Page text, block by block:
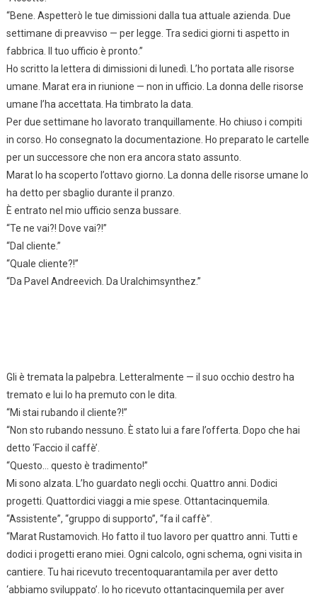
“Bene. Aspetterò le tue dimissioni dalla tua attuale azienda. Due
settimane di preavviso — per legge. Tra sedici giorni ti aspetto in
fabbrica. Il tuo ufficio è pronto.”
Ho scritto la lettera di dimissioni di lunedì. L’ho portata alle risorse
umane. Marat era in riunione — non in ufficio. La donna delle risorse
umane l’ha accettata. Ha timbrato la data.
Per due settimane ho lavorato tranquillamente. Ho chiuso i compiti
in corso. Ho consegnato la documentazione. Ho preparato le cartelle
per un successore che non era ancora stato assunto.
Marat lo ha scoperto l’ottavo giorno. La donna delle risorse umane lo
ha detto per sbaglio durante il pranzo.
È entrato nel mio ufficio senza bussare.
“Te ne vai?! Dove vai?!”
“Dal cliente.”
“Quale cliente?!”
“Da Pavel Andreevich. Da Uralchimsynthez.”
Gli è tremata la palpebra. Letteralmente — il suo occhio destro ha
tremato e lui lo ha premuto con le dita.
“Mi stai rubando il cliente?!”
“Non sto rubando nessuno. È stato lui a fare l’offerta. Dopo che hai
detto ‘Faccio il caffè’.
“Questo… questo è tradimento!”
Mi sono alzata. L’ho guardato negli occhi. Quattro anni. Dodici
progetti. Quattordici viaggi a mie spese. Ottantacinquemila.
“Assistente”, “gruppo di supporto”, “fa il caffè”.
“Marat Rustamovich. Ho fatto il tuo lavoro per quattro anni. Tutti e
dodici i progetti erano miei. Ogni calcolo, ogni schema, ogni visita in
cantiere. Tu hai ricevuto trecentoquarantamila per aver detto
‘abbiamo sviluppato’. Io ho ricevuto ottantacinquemila per aver